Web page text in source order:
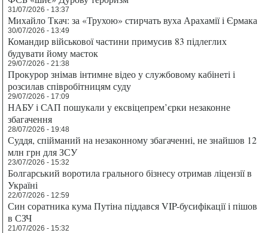
31/07/2026 - 13:37
Михайло Ткач: за «Трухою» стирчать вуха Арахамії і Єрмака
30/07/2026 - 13:49
Командир військової частини примусив 83 підлеглих
будувати йому маєток
29/07/2026 - 21:38
Прокурор знімав інтимне відео у службовому кабінеті і
розсилав співробітницям суду
29/07/2026 - 17:09
НАБУ і САП пошукали у ексвіцепрем’єрки незаконне
збагачення
28/07/2026 - 19:48
Суддя, спійманий на незаконному збагаченні, не знайшов 12
млн грн для ЗСУ
23/07/2026 - 15:32
Болгарський воротила грального бізнесу отримав ліцензії в
Україні
22/07/2026 - 12:59
Син соратника кума Путіна піддався VIP-бусифікації і пішов
в СЗЧ
21/07/2026 - 15:32